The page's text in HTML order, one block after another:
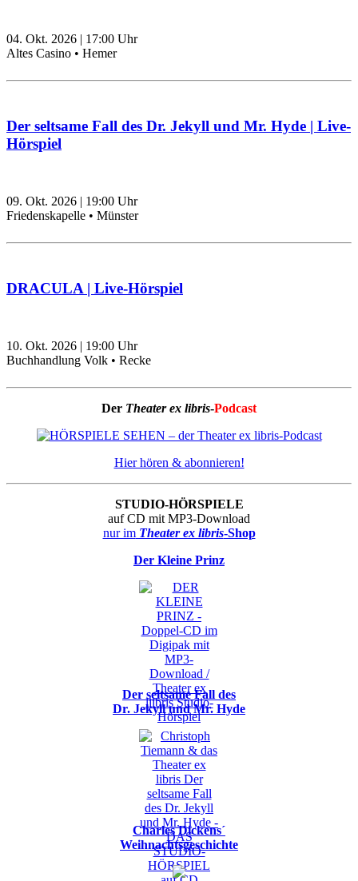
04. Okt. 2026 | 17:00 Uhr
Altes Casino • Hemer
Der seltsame Fall des Dr. Jekyll und Mr. Hyde | Live-
Hörspiel
09. Okt. 2026 | 19:00 Uhr
Friedenskapelle • Münster
DRACULA | Live-Hörspiel
10. Okt. 2026 | 19:00 Uhr
Buchhandlung Volk • Recke
Der Theater ex libris-Podcast
Hier hören & abonnieren!
STUDIO-HÖRSPIELE
auf CD mit MP3-Download
nur imTheater ex libris-Shop
Der Kleine Prinz
Der seltsame Fall des
Dr. Jekyll und Mr. Hyde
Charles Dickens´
Weihnachtsgeschichte